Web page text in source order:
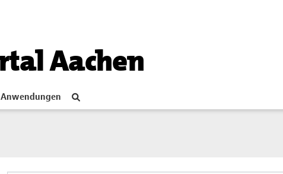
Aachen
Anwendungen